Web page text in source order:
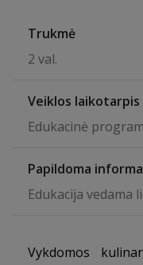
Trukmė
2 val.
Veiklos laikotarpis
Edukacinė
Papildoma
Edukacija vedama
Vykdomos